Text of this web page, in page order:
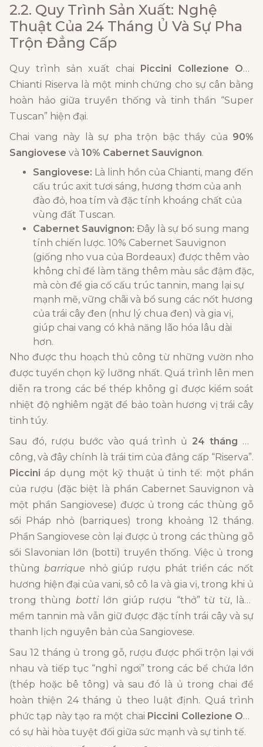
2.2. Quy Trình Sản Xuất: Nghệ
Thuật Của 24 Tháng Ủ Và Sự Pha
Trộn Đẳng Cấp
Quy trình sản xuất chai Piccini Collezione Oro
Chianti Riserva là một minh chứng cho sự cân bằng
hoàn hảo giữa truyền thống và tinh thần “Super
Tuscan” hiện đại.
Chai vang này là sự pha trộn bậc thầy của 90%
Sangiovese và 10% Cabernet Sauvignon.
Sangiovese: Là linh hồn của Chianti, mang đến
cấu trúc axit tươi sáng, hương thơm của anh
đào đỏ, hoa tím và đặc tính khoáng chất của
vùng đất Tuscan.
Cabernet Sauvignon: Đây là sự bổ sung mang
tính chiến lược. 10% Cabernet Sauvignon
(giống nho vua của Bordeaux) được thêm vào
không chỉ để làm tăng thêm màu sắc đậm đặc,
mà còn để gia cố cấu trúc tannin, mang lại sự
mạnh mẽ, vững chãi và bổ sung các nốt hương
của trái cây đen (như lý chua đen) và gia vị,
giúp chai vang có khả năng lão hóa lâu dài
hơn.
Nho được thu hoạch thủ công từ những vườn nho
được tuyển chọn kỹ lưỡng nhất. Quá trình lên men
diễn ra trong các bể thép không gỉ được kiểm soát
nhiệt độ nghiêm ngặt để bảo toàn hương vị trái cây
tinh túy.
Sau đó, rượu bước vào quá trình ủ 24 tháng kỳ
công, và đây chính là trái tim của đẳng cấp “Riserva”.
Piccini áp dụng một kỹ thuật ủ tinh tế: một phần
của rượu (đặc biệt là phần Cabernet Sauvignon và
một phần Sangiovese) được ủ trong các thùng gỗ
sồi Pháp nhỏ (barriques) trong khoảng 12 tháng.
Phần Sangiovese còn lại được ủ trong các thùng gỗ
sồi Slavonian lớn (botti) truyền thống. Việc ủ trong
thùng barrique nhỏ giúp rượu phát triển các nốt
hương hiện đại của vani, sô cô la và gia vị, trong khi ủ
trong thùng bottilớn giúp rượu “thở” từ từ, làm
mềm tannin mà vẫn giữ được đặc tính trái cây và sự
thanh lịch nguyên bản của Sangiovese.
Sau 12 tháng ủ trong gỗ, rượu được phối trộn lại với
nhau và tiếp tục “nghỉ ngơi” trong các bể chứa lớn
(thép hoặc bê tông) và sau đó là ủ trong chai để
hoàn thiện 24 tháng ủ theo luật định. Quá trình
phức tạp này tạo ra một chai Piccini Collezione Oro
có sự hài hòa tuyệt đối giữa sức mạnh và sự tinh tế.